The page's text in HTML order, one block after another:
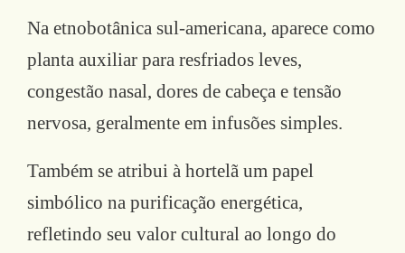
Na etnobotânica sul-americana, aparece como
planta auxiliar para resfriados leves,
congestão nasal, dores de cabeça e tensão
nervosa, geralmente em infusões simples.
Também se atribui à hortelã um papel
simbólico na purificação energética,
refletindo seu valor cultural ao longo do